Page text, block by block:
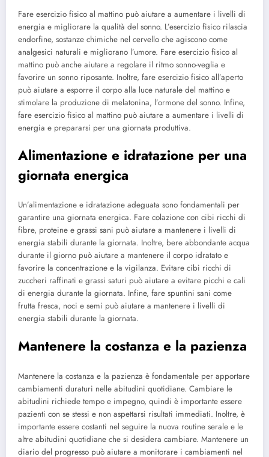
Fare esercizio fisico al mattino può aiutare a aumentare i livelli di
energia e migliorare la qualità del sonno. L’esercizio fisico rilascia
endorfine, sostanze chimiche nel cervello che agiscono come
analgesici naturali e migliorano l’umore. Fare esercizio fisico al
mattino può anche aiutare a regolare il ritmo sonno-veglia e
favorire un sonno riposante. Inoltre, fare esercizio fisico all’aperto
può aiutare a esporre il corpo alla luce naturale del mattino e
stimolare la produzione di melatonina, l’ormone del sonno. Infine,
fare esercizio fisico al mattino può aiutare a aumentare i livelli di
energia e prepararsi per una giornata produttiva.
Alimentazione e idratazione per una
giornata energica
Un’alimentazione e idratazione adeguata sono fondamentali per
garantire una giornata energica. Fare colazione con cibi ricchi di
fibre, proteine e grassi sani può aiutare a mantenere i livelli di
energia stabili durante la giornata. Inoltre, bere abbondante acqua
durante il giorno può aiutare a mantenere il corpo idratato e
favorire la concentrazione e la vigilanza. Evitare cibi ricchi di
zuccheri raffinati e grassi saturi può aiutare a evitare picchi e cali
di energia durante la giornata. Infine, fare spuntini sani come
frutta fresca, noci e semi può aiutare a mantenere i livelli di
energia stabili durante la giornata.
Mantenere la costanza e la pazienza
Mantenere la costanza e la pazienza è fondamentale per apportare
cambiamenti duraturi nelle abitudini quotidiane. Cambiare le
abitudini richiede tempo e impegno, quindi è importante essere
pazienti con se stessi e non aspettarsi risultati immediati. Inoltre, è
importante essere costanti nel seguire la nuova routine serale e le
altre abitudini quotidiane che si desidera cambiare. Mantenere un
diario del progresso può aiutare a monitorare i cambiamenti nel